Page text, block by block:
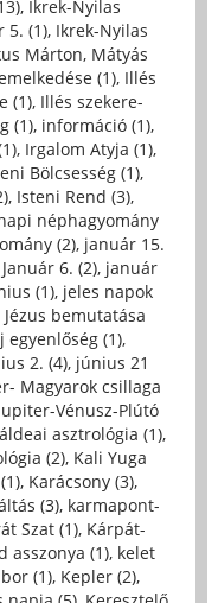
, Ikrek-Nyilas
5. (1), Ikrek-Nyilas
Márton, Mátyás
(1), Illés
(1), Illés szekere-
(1), információ (1),
, Irgalom Atyja (1),
Bölcsesség (1),
, Isteni Rend (3),
néphagyomány
(2), január 15.
Január 6. (2), január
(1), jeles napok
Jézus bemutatása
egyenlőség (1),
2. (4), június 21
Magyarok csillaga
Vénusz-Plútó
asztrológia (1),
(2), Kali Yuga
, Karácsony (3),
(3), karmapont-
Szat (1), Kárpát-
asszonya (1), kelet
(1), Kepler (2),